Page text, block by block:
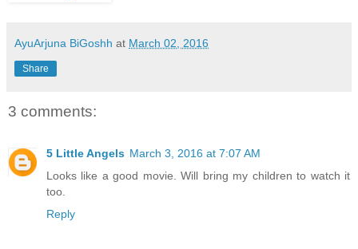
AyuArjuna BiGoshh at March 02, 2016
Share
3 comments:
5 Little Angels March 3, 2016 at 7:07 AM
Looks like a good movie. Will bring my children to watch it
too.
Reply